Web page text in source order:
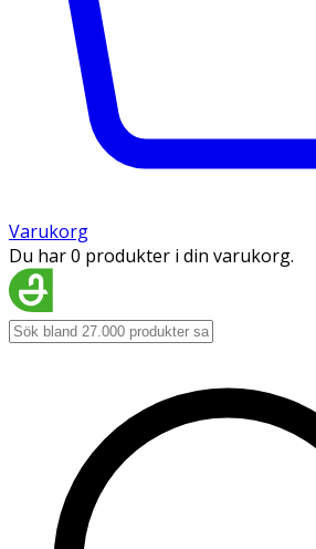
Varukorg
Du har 0 produkter i din varukorg.